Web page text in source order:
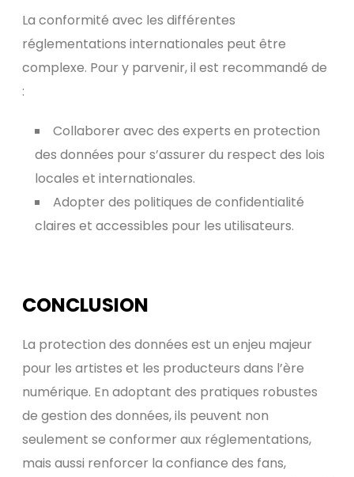
La conformité avec les différentes
réglementations internationales peut être
complexe. Pour y parvenir, il est recommandé de
:
Collaborer avec des experts en protection
des données pour s’assurer du respect des lois
locales et internationales.
Adopter des politiques de confidentialité
claires et accessibles pour les utilisateurs.
CONCLUSION
La protection des données est un enjeu majeur
pour les artistes et les producteurs dans l’ère
numérique. En adoptant des pratiques robustes
de gestion des données, ils peuvent non
seulement se conformer aux réglementations,
mais aussi renforcer la confiance des fans,